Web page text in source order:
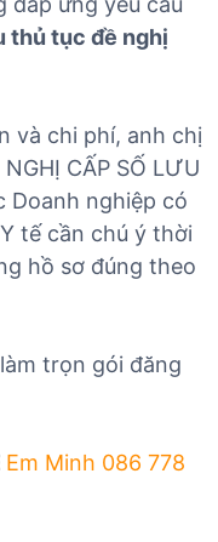
thủ tục đề nghị
và chi phí, anh chị
CẤP SỐ LƯU
Doanh nghiệp có
tế cần chú ý thời
hồ sơ đúng theo
trọn gói đăng
Em Minh 086 778